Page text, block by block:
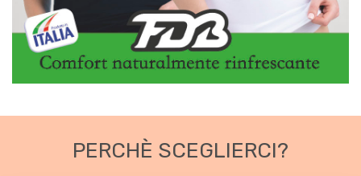
PERCHÈ SCEGLIERCI?